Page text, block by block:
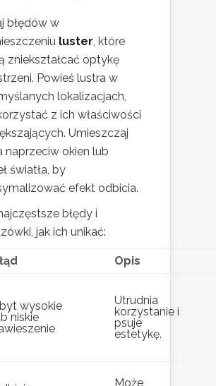
błędów w
luster, które
zniekształcać optykę
Powieś lustra w
lokalizacjach,
z ich właściwości
Umieszczaj
naprzeciw okien lub
światła, by
efekt odbicia.
błędy i
jak ich unikać:
Opis
wysokie
niskie
Utrudnia
korzystanie i
psuje
estetykę.
Może